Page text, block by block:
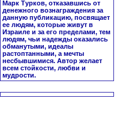
Марк Турков, отказавшись от
денежного вознаграждения за
данную публикацию, посвящает
ее людям, которые живут в
Израиле и за его пределами, тем
людям, чьи надежды оказались
обманутыми, идеалы
растоптанными, а мечты
несбывшимися. Автор желает
всем стойкости, любви и
мудрости.